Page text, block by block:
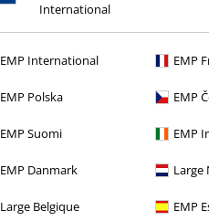
International
EMP International EMP
EMP Polska EMP
EMP Suomi EMP
EMP Danmark Large
Large Belgique EMP